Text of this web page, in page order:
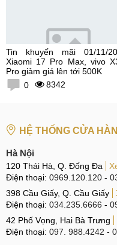
Tin khuyến mãi 01/11/
Xiaomi 17 Pro Max, vivo
Pro giảm giá lên tới 500K
0
8342
HỆ THỐNG CỬA
Hà Nội
120 Thái Hà, Q. Đống Đa
Điện thoại: 0969.120.120 -
398 Cầu Giấy, Q. Cầu Giấy
Điện thoại: 034.235.6666 -
42 Phố Vọng, Hai Bà Trưng
Điện thoại: 097. 988.4242 -